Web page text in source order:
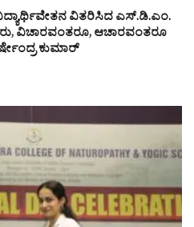
ವಿತರಿಸಿದ ಎಸ್.ಡಿ.ಎಂ.
ವಿಚಾರವಂತರೂ, ಆಚಾರವಂತರೂ
ಕುಮಾರ್